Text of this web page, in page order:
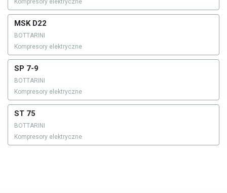
Kompresory elektryczne
MSK D22
BOTTARINI
Kompresory elektryczne
SP 7-9
BOTTARINI
Kompresory elektryczne
ST 75
BOTTARINI
Kompresory elektryczne